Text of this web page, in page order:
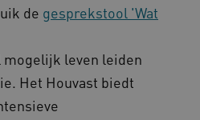
de gesprekstool 'Wat
leven leiden
Het Houvast biedt